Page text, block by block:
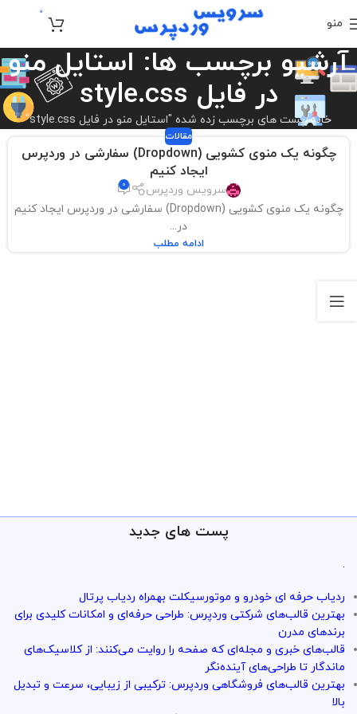
منو
0
آرشیو برچسب ها: استایل منو
در فایل style.css
خانه پست های برچسب زده شده "استایل منو در فایل style.css"
مقالات
چگونه یک منوی کشویی (Dropdown) سفارشی در وردپرس
ایجاد کنیم
سرویس وردپرس 0
چگونه یک منوی کشویی (Dropdown) سفارشی در وردپرس ایجاد کنیم
در...
ادامه مطلب
پست های جدید
.
ردیاب حرفه ای خودرو و موتورسیکلت بهمراه ردیاب پرتال
بهترین قالب‌های شرکتی وردپرس: طراحی حرفه‌ای و امکانات کلیدی برای
برندهای مدرن
قالب‌های خبری و مجله‌ای که صفحه را روایت می‌کنند: از کلاسیک‌های
ماندگار تا طراحی‌های آینده‌نگر
بهترین قالب‌های فروشگاهی وردپرس: ترکیبی از زیبایی، سرعت و تبدیل
بالا